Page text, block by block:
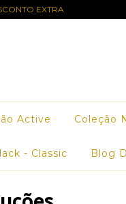
EXTRA
Active Coleção
- Classic Blog